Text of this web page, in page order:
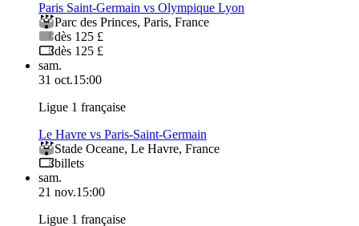
Paris Saint-Germain vs Olympique Lyon
Parc des Princes, Paris, France
dès 125 £
dès 125 £
sam.
31 oct.15:00
Ligue 1 française
Le Havre vs Paris-Saint-Germain
Stade Oceane, Le Havre, France
billets
sam.
21 nov.15:00
Ligue 1 française